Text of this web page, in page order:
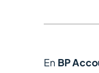
En BP